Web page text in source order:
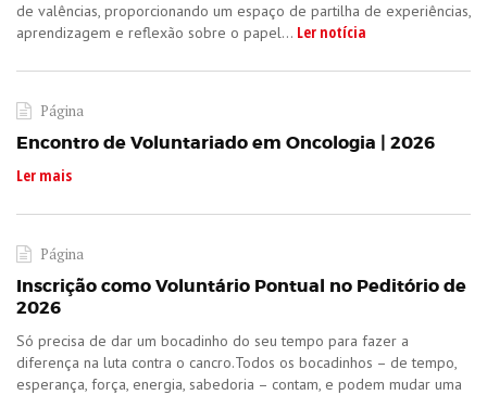
de valências, proporcionando um espaço de partilha de experiências,
aprendizagem e reflexão sobre o papel... Ler notícia
Página
Encontro de Voluntariado em Oncologia | 2026
Ler mais
Página
Inscrição como Voluntário Pontual no Peditório de
2026
​Só precisa de dar um bocadinho do seu tempo para fazer a
diferença na luta contra o cancro.Todos os bocadinhos – de tempo,
esperança, força, energia, sabedoria – contam, e podem mudar uma